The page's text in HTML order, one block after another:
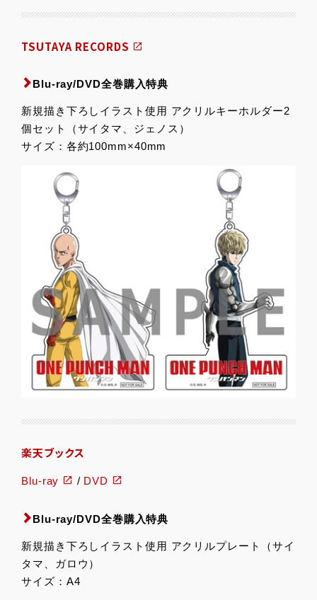
TSUTAYA RECORDS
Blu-ray/DVD全巻購入特典
新規描き下ろしイラスト使用 アクリルキーホルダー2
個セット（サイタマ、ジェノス）
サイズ：各約100mm×40mm
楽天ブックス
Blu-ray / DVD
Blu-ray/DVD全巻購入特典
新規描き下ろしイラスト使用 アクリルプレート（サイ
タマ、ガロウ）
サイズ：A4